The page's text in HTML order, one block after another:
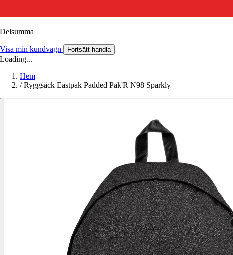
Delsumma
Visa min kundvagn Fortsätt handla
Loading...
Hem
/ Ryggsäck Eastpak Padded Pak'R N98 Sparkly